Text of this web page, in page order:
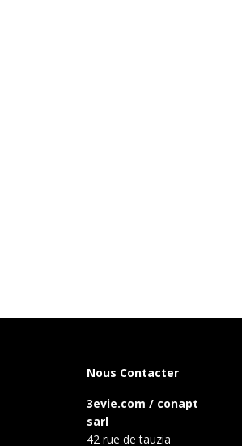
Nous Contacter
3evie.com / conapt
sarl
42 rue de tauzia